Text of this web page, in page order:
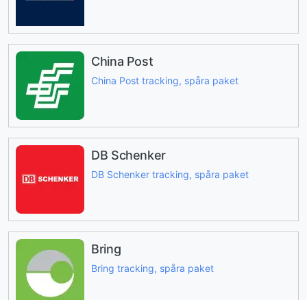
China Post
China Post tracking, spåra paket
DB Schenker
DB Schenker tracking, spåra paket
Bring
Bring tracking, spåra paket